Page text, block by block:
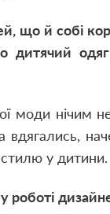
що й собі
моди нічим не
у дитини.
роботі